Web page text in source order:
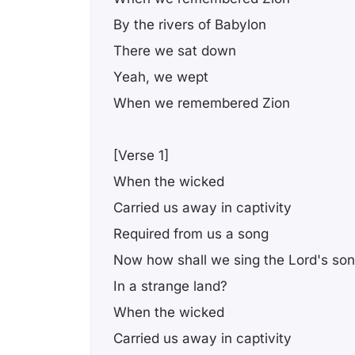
By the rivers of Babylon
There we sat down
Yeah, we wept
When we remembered Zion
[Verse 1]
When the wicked
Carried us away in captivity
Required from us a song
Now how shall we sing the Lord's
In a strange land?
When the wicked
Carried us away in captivity